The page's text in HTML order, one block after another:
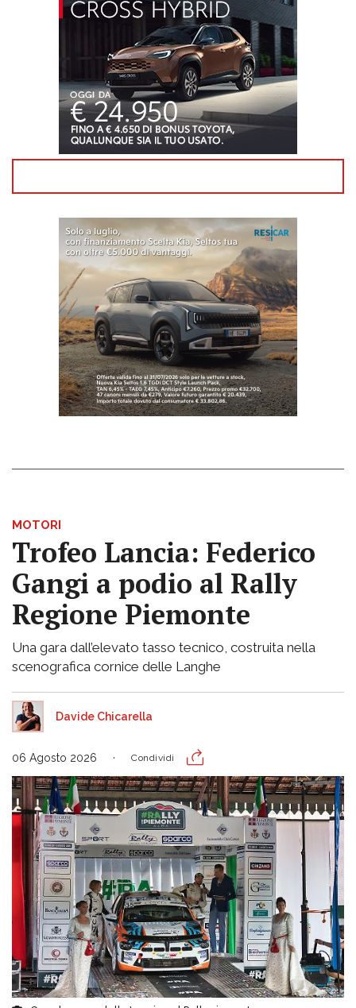
MOTORI
Trofeo Lancia: Federico
Gangi a podio al Rally
Regione Piemonte
Una gara dall’elevato tasso tecnico, costruita nella
scenografica cornice delle Langhe
Davide Chicarella
06 Agosto 2026 Condividi